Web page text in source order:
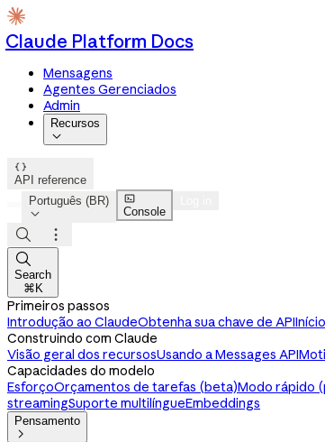
Claude Platform Docs
Mensagens
Agentes Gerenciados
Admin
Recursos


API reference
Português (BR)


Console



Search
⌘K
Primeiros passos
Introdução ao ClaudeObtenha sua chave de API
Construindo com Claude
Visão geral dos recursosUsando a Messages API
Capacidades do modelo
EsforçoOrçamentos de tarefas (beta)Modo rápido
streamingSuporte multilíngueEmbeddings
Pensamento
